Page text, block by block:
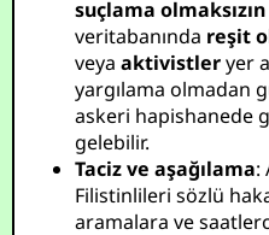
suçlama
veritabanında reşit
veyaaktivistleryer
yargılama olmadan
askeri hapishanede
gelebilir.
Taciz ve aşağılama:
Filistinlileri sözlü
aramalara ve